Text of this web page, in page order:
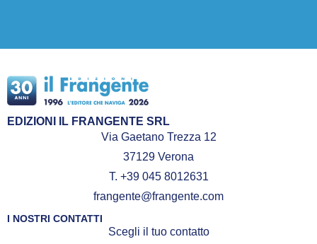
EDIZIONI IL FRANGENTE SRL
Via Gaetano Trezza 12
37129 Verona
T. +39 045 8012631
frangente@frangente.com
I NOSTRI CONTATTI
Scegli il tuo contatto